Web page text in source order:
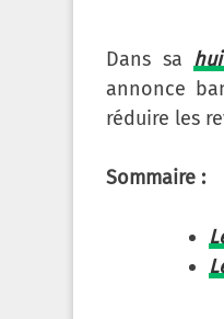
Dans sa
annonce
réduire les
Sommaire :